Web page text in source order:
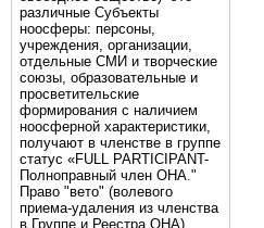
различные Субъекты
ноосферы: персоны,
учреждения, организации,
отдельные СМИ и творческие
союзы, образовательные и
просветительские
формирования с наличием
ноосферной характеристики,
получают в членстве в группе
статус «FULL PARTICIPANT-
Полноправный член ОНА."
Право "вето" (волевого
приема-удаления из членства
в Группе и Реестра ОНА)